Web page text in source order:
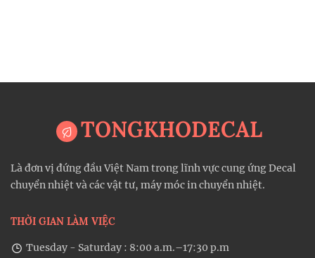
TONGKHODECAL
Là đơn vị đứng đầu Việt Nam trong lĩnh vực cung ứng Decal
chuyển nhiệt và các vật tư, máy móc in chuyển nhiệt.
THỜI GIAN LÀM VIỆC
Tuesday - Saturday : 8:00 a.m.–17:30 p.m